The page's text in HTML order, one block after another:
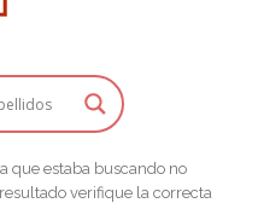
que estaba buscando no
verifique la correcta